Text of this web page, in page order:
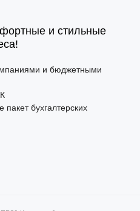
и стильные
и бюджетными
пакет бухгалтерских